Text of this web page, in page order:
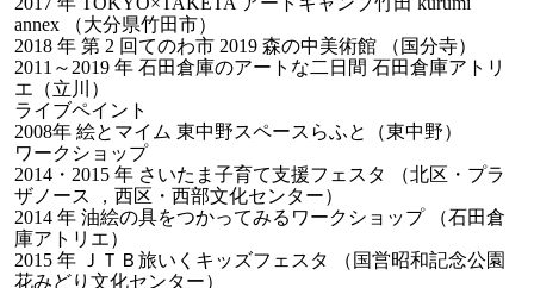
annex （大分県竹田市）
2018 年 第 2 回てのわ市 2019 森の中美術館 （国分寺）
2011～2019 年 石田倉庫のアートな二日間 石田倉庫アトリ
エ（立川）
ライブペイント
2008年 絵とマイム 東中野スペースらふと（東中野）
ワークショップ
2014・2015 年 さいたま子育て支援フェスタ （北区・プラ
ザノース ，西区・西部文化センター）
2014 年 油絵の具をつかってみるワークショップ （石田倉
庫アトリエ）
2015 年 ＪＴＢ旅いくキッズフェスタ （国営昭和記念公園
花みどり文化センター）